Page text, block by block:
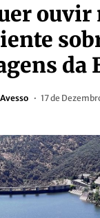
da
17 de